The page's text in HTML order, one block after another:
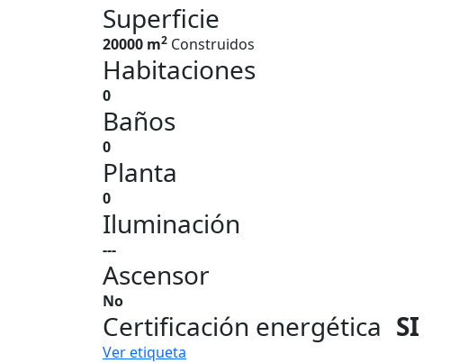
Superficie
20000 m2 Construidos
Habitaciones
0
Baños
0
Planta
0
Iluminación
---
Ascensor
No
Certificación energética SI
Ver etiqueta